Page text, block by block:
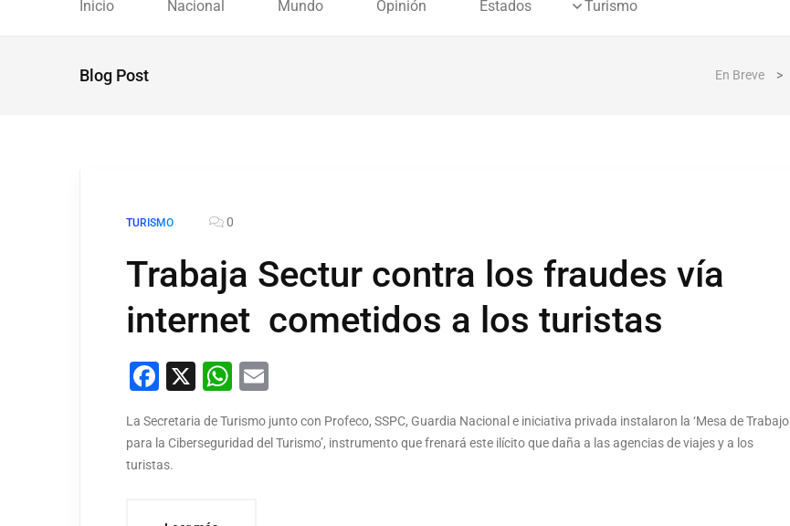
Inicio Nacional Mundo Opinión Estados Turismo
Blog Post En Breve >
TURISMO 0
Trabaja Sectur contra los fraudes vía
internet cometidos a los turistas
Facebook
X WhatsApp
La Secretaria de Turismo junto con Profeco, SSPC, Guardia Nacional e iniciativa privada instalaron la ‘Mesa de Trabajo
para la Ciberseguridad del Turismo’, instrumento que frenará este ilícito que daña a las agencias de viajes y a los
turistas.